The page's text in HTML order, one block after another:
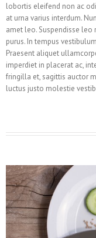
lobortis eleifend non ac
at urna varius interdum.
amet leo. Suspendisse leo
purus. In tempus
Praesent aliquet
imperdiet in placerat ac,
fringilla et, sagittis auctor
luctus justo molestie